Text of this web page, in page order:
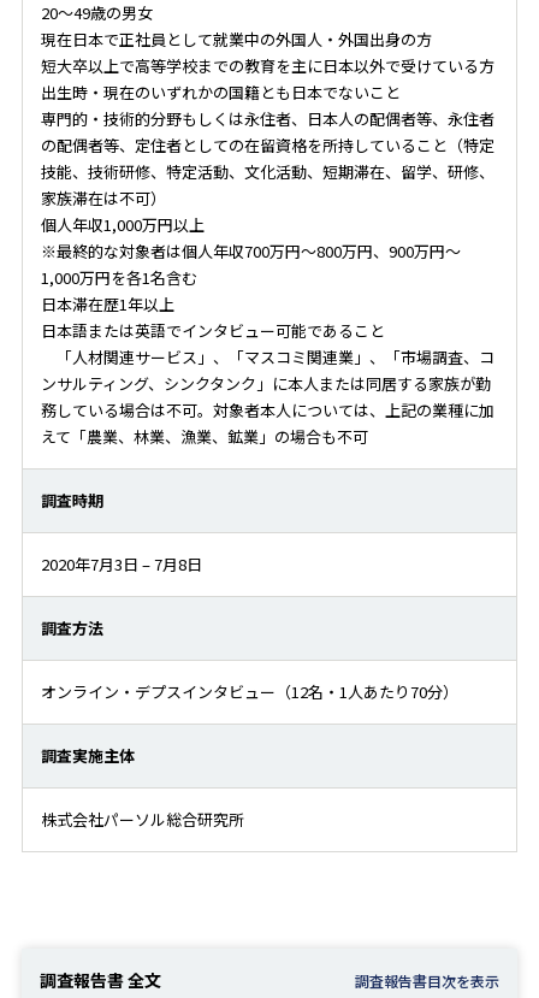
20～49歳の男女
現在日本で正社員として就業中の外国人・外国出身の方
短大卒以上で高等学校までの教育を主に日本以外で受けている方
出生時・現在のいずれかの国籍とも日本でないこと
専門的・技術的分野もしくは永住者、日本人の配偶者等、永住者
の配偶者等、定住者としての在留資格を所持していること（特定
技能、技術研修、特定活動、文化活動、短期滞在、留学、研修、
家族滞在は不可）
個人年収1,000万円以上
※最終的な対象者は個人年収700万円～800万円、900万円～
1,000万円を各1名含む
日本滞在歴1年以上
日本語または英語でインタビュー可能であること
「人材関連サービス」、「マスコミ関連業」、「市場調査、コ
ンサルティング、シンクタンク」に本人または同居する家族が勤
務している場合は不可。対象者本人については、上記の業種に加
えて「農業、林業、漁業、鉱業」の場合も不可
調査時期
2020年7月3日 – 7月8日
調査方法
オンライン・デプスインタビュー（12名・1人あたり70分）
調査実施主体
株式会社パーソル総合研究所
調査報告書 全文